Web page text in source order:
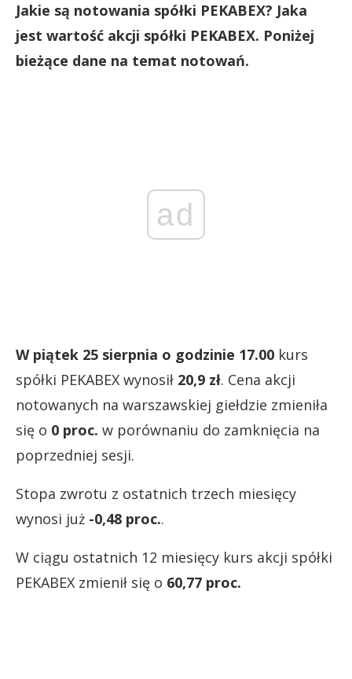
Jakie są notowania spółki PEKABEX? Jaka
jest wartość akcji spółki PEKABEX. Poniżej
bieżące dane na temat notowań.
ad
W piątek 25 sierpnia o godzinie 17.00 kurs
spółki PEKABEX wynosił 20,9 zł. Cena akcji
notowanych na warszawskiej giełdzie zmieniła
się o 0 proc. w porównaniu do zamknięcia na
poprzedniej sesji.
Stopa zwrotu z ostatnich trzech miesięcy
wynosi już -0,48 proc..
W ciągu ostatnich 12 miesięcy kurs akcji spółki
PEKABEX zmienił się o 60,77 proc.